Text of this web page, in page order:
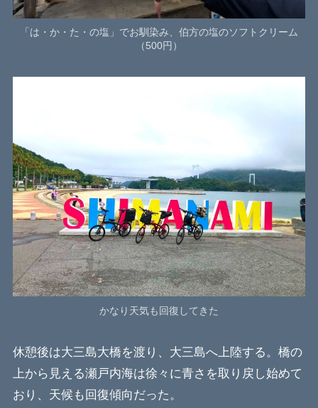
「は・か・た・の塩」でお馴染み、伯方の塩のソフトクリーム
（500円）
かなり天気も回復してきた
休憩後は大三島大橋を渡り、大三島へ上陸する。橋の
上から見える瀬戸内海は徐々に青さを取り戻し始めて
おり、天候も回復傾向だった。